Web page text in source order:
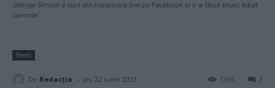
George Simion a ieșit din transmisia live pe Facebook și s-a făcut brusc băiat
cuminte
News
De Redacţia - joi, 22 iunie 2023 3
1395